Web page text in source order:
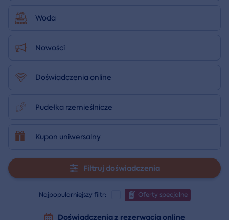
Woda
Nowości
Doświadczenia online
Pudełka rzemieślnicze
Kupon uniwersalny
Filtruj doświadczenia
Najpopularniejszy filtr: Oferty specjalne
Doświadczenia z rezerwacją online